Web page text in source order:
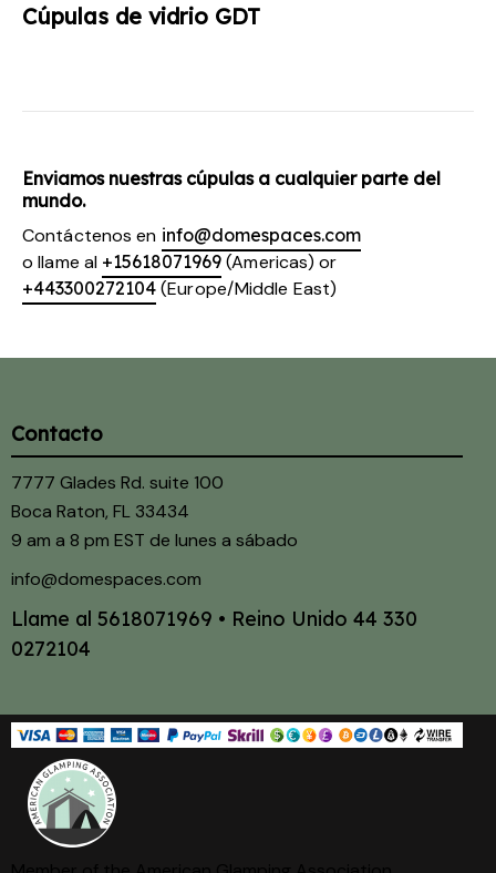
Cúpulas de vidrio GDT
Enviamos nuestras cúpulas a cualquier parte del
mundo.
Contáctenos en info@domespaces.com
o llame al +15618071969 (Americas) or
+443300272104 (Europe/Middle East)
Contacto
7777 Glades Rd. suite 100
Boca Raton, FL 33434
9 am a 8 pm EST de lunes a sábado
info@domespaces.com
Llame al 5618071969 • Reino Unido 44 330
0272104